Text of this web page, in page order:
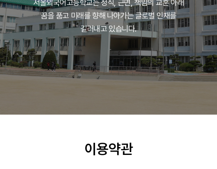
서울외국어고등학교는 정직, 근면, 책임의 교훈 아래
꿈을 품고 미래를 향해 나아가는 글로벌 인재를
길러내고 있습니다.
이용약관